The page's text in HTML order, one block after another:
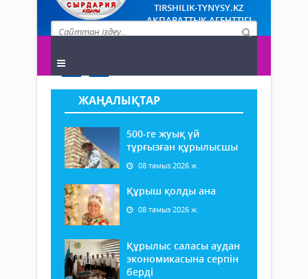
TIRSHILIK-TYNYSY.KZ
АҚПАРАТТЫҚ АГЕНТТІГІ
ЖАҢАЛЫҚТАР
500-ге жуық үй
тұрғызған құрылысшы
08 тамыз 2026 ж.
Құрыш қолды ана
08 тамыз 2026 ж.
Құрылыс саласы аудан
экономикасына серпін
берді